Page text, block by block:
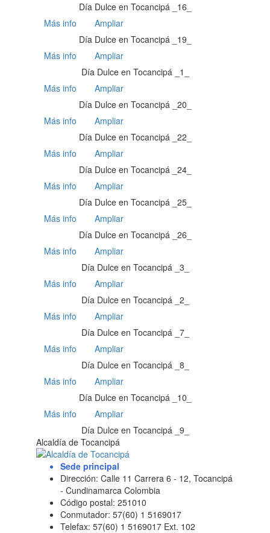
Día Dulce en Tocancipá _16_
Más info
Ampliar
Día Dulce en Tocancipá _19_
Más info
Ampliar
Día Dulce en Tocancipá _1_
Más info
Ampliar
Día Dulce en Tocancipá _20_
Más info
Ampliar
Día Dulce en Tocancipá _22_
Más info
Ampliar
Día Dulce en Tocancipá _24_
Más info
Ampliar
Día Dulce en Tocancipá _25_
Más info
Ampliar
Día Dulce en Tocancipá _26_
Más info
Ampliar
Día Dulce en Tocancipá _3_
Más info
Ampliar
Día Dulce en Tocancipá _2_
Más info
Ampliar
Día Dulce en Tocancipá _7_
Más info
Ampliar
Día Dulce en Tocancipá _8_
Más info
Ampliar
Día Dulce en Tocancipá _10_
Más info
Ampliar
Día Dulce en Tocancipá _9_
Alcaldía de Tocancipá
Sede principal
Dirección: Calle 11 Carrera 6 - 12, Tocancipá
- Cundinamarca Colombia
Código postal: 251010
Conmutador: 57(60) 1 5169017
Telefax: 57(60) 1 5169017 Ext. 102